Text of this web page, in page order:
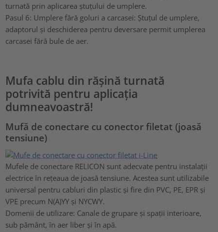
turnată prin aplicarea ștuțului de umplere.
Pasul 6: Umplere fără goluri a carcasei: Ștuțul de umplere,
adaptorul și deschiderea pentru deversare permit umplerea
carcasei fără bule de aer.
Mufa cablu din rășină turnată
potrivită pentru aplicația
dumneavoastră!
Mufă de conectare cu conector filetat (joasă
tensiune)
Mufele de conectare RELICON sunt adecvate pentru instalații
electrice în rețeaua de joasă tensiune. Acestea sunt utilizabile
universal pentru cabluri din plastic și fire din PVC, PE, EPR și
VPE precum N(A)YY și NYCWY.
Domenii de utilizare: Canale de grupare și spații interioare,
sub pământ, în aer liber și în apă.